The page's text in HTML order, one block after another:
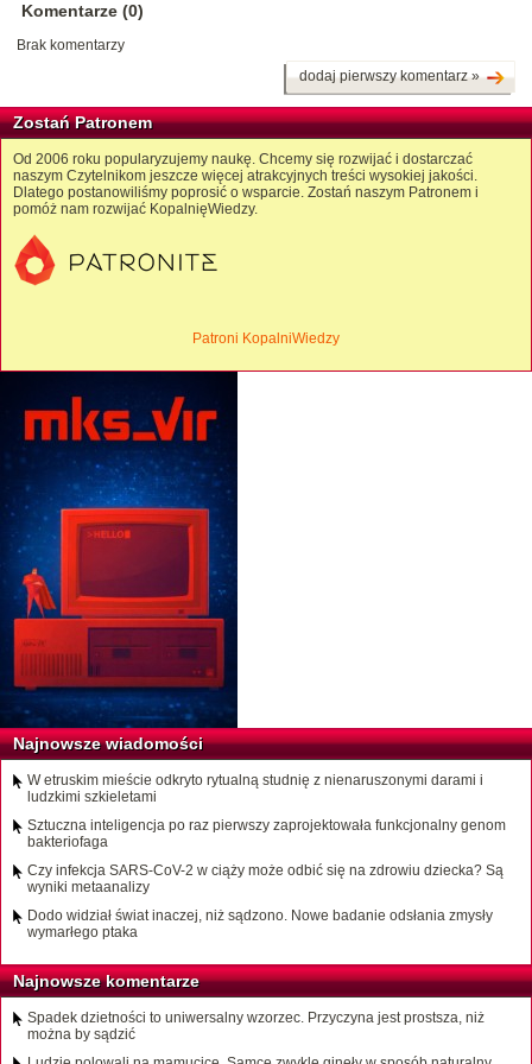
Komentarze (0)
Brak komentarzy
dodaj pierwszy komentarz »
Zostań Patronem
Od 2006 roku popularyzujemy naukę. Chcemy się rozwijać i dostarczać
naszym Czytelnikom jeszcze więcej atrakcyjnych treści wysokiej jakości.
Dlatego postanowiliśmy poprosić o wsparcie. Zostań naszym Patronem i
pomóż nam rozwijać KopalnięWiedzy.
Patroni KopalniWiedzy
Najnowsze wiadomości
W etruskim mieście odkryto rytualną studnię z nienaruszonymi darami i
ludzkimi szkieletami
Sztuczna inteligencja po raz pierwszy zaprojektowała funkcjonalny genom
bakteriofaga
Czy infekcja SARS-CoV-2 w ciąży może odbić się na zdrowiu dziecka? Są
wyniki metaanalizy
Dodo widział świat inaczej, niż sądzono. Nowe badanie odsłania zmysły
wymarłego ptaka
Najnowsze komentarze
Spadek dzietności to uniwersalny wzorzec. Przyczyna jest prostsza, niż
można by sądzić